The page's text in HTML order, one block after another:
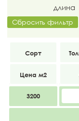
длина
Сбросить фильтр
Экстра
3200